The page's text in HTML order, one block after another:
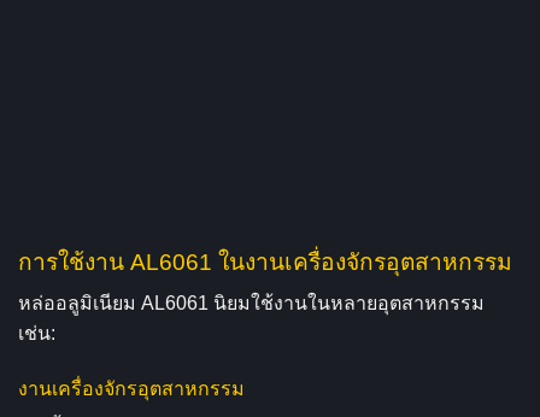
การใช้งาน AL6061 ในงานเครื่องจักรอุตสาหกรรม
หล่ออลูมิเนียม AL6061 นิยมใช้งานในหลายอุตสาหกรรม
เช่น:
งานเครื่องจักรอุตสาหกรรม